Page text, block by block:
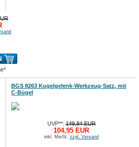
BGS 8263 Kugelgelenk-Werkzeug-Satz, mit
C-Bügel
UVP**:149,84 EUR
104,95 EUR
inkl. MwSt. zzgl. Versand